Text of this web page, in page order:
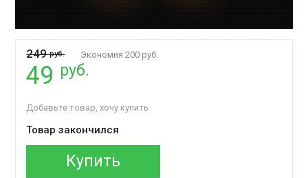
249руб. Экономия 200 руб.
49 руб.
Добавьте товар, хочу купить
Товар закончился
Купить